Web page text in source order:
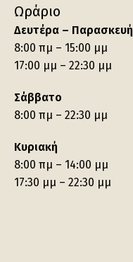
Ωράριο
Δευτέρα – Παρασκευή
8:00 πμ – 15:00 μμ
17:00 μμ – 22:30 μμ
Σάββατο
8:00 πμ – 22:30 μμ
Κυριακή
8:00 πμ – 14:00 μμ
17:30 μμ – 22:30 μμ